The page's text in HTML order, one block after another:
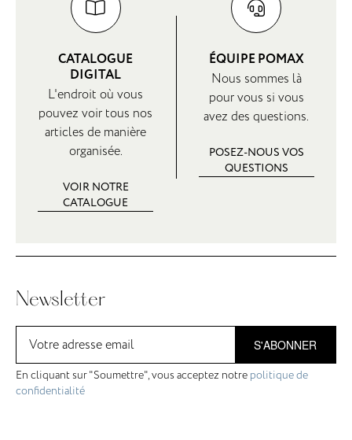
CATALOGUE
DIGITAL
L'endroit où vous
pouvez voir tous nos
articles de manière
organisée.
VOIR NOTRE
CATALOGUE
ÉQUIPE POMAX
Nous sommes là
pour vous si vous
avez des questions.
POSEZ-NOUS VOS
QUESTIONS
Newsletter
S'ABONNER
En cliquant sur "Soumettre", vous acceptez notre politique de
confidentialité